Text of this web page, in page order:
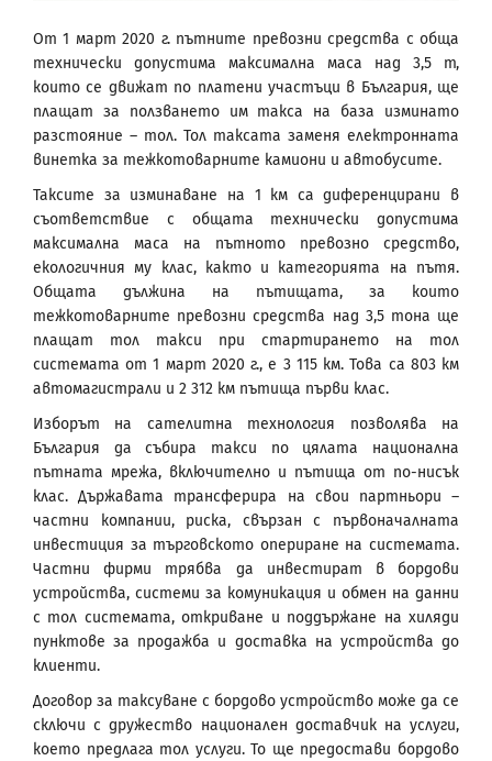
От 1 март 2020 г. пътните превозни средства с обща
технически допустима максимална маса над 3,5 т,
които се движат по платени участъци в България, ще
плащат за ползването им такса на база изминато
разстояние – тол. Тол таксата заменя електронната
винетка за тежкотоварните камиони и автобусите.
Таксите за изминаване на 1 км са диференцирани в
съответствие с общата технически допустима
максимална маса на пътното превозно средство,
екологичния му клас, както и категорията на пътя.
Общата дължина на пътищата, за които
тежкотоварните превозни средства над 3,5 тона ще
плащат тол такси при стартирането на тол
системата от 1 март 2020 г., е 3 115 км. Това са 803 км
автомагистрали и 2 312 км пътища първи клас.
Изборът на сателитна технология позволява на
България да събира такси по цялата национална
пътната мрежа, включително и пътища от по-нисък
клас. Държавата трансферира на свои партньори –
частни компании, риска, свързан с първоначалната
инвестиция за търговското опериране на системата.
Частни фирми трябва да инвестират в бордови
устройства, системи за комуникация и обмен на данни
с тол системата, откриване и поддържане на хиляди
пунктове за продажба и доставка на устройства до
клиенти.
Договор за таксуване с бордово устройство може да се
сключи с дружество национален доставчик на услуги,
което предлага тол услуги. То ще предостави бордово